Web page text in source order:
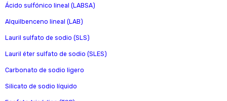
Ácido sulfónico lineal (LABSA)
Alquilbenceno lineal (LAB)
Lauril sulfato de sodio (SLS)
Lauril éter sulfato de sodio (SLES)
Carbonato de sodio ligero
Silicato de sodio líquido